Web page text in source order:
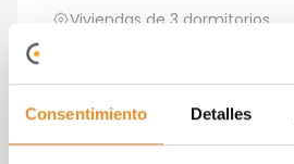
Consentimiento Detalles
Viviendas de 3 dormitorios